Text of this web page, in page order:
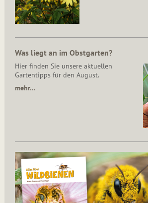
Was liegt an im Obstgarten?
Hier finden Sie unsere aktuellen
Gartentipps für den August.
mehr…